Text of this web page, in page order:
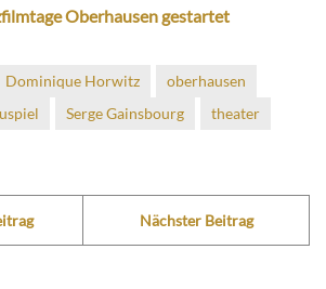
Oberhausen gestartet
Dominique Horwitz
oberhausen
Serge Gainsbourg
theater
Nächster Beitrag